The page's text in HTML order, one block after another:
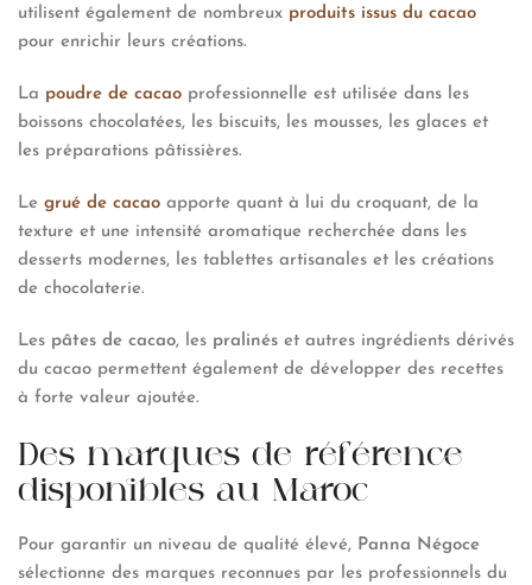
utilisent également de nombreux produits issus du cacao
pour enrichir leurs créations.
La poudre de cacao professionnelle est utilisée dans les
boissons chocolatées, les biscuits, les mousses, les glaces et
les préparations pâtissières.
Le grué de cacao apporte quant à lui du croquant, de la
texture et une intensité aromatique recherchée dans les
desserts modernes, les tablettes artisanales et les créations
de chocolaterie.
Les pâtes de cacao, les pralinés et autres ingrédients dérivés
du cacao permettent également de développer des recettes
à forte valeur ajoutée.
Des marques de référence
disponibles au Maroc
Pour garantir un niveau de qualité élevé, Panna Négoce
sélectionne des marques reconnues par les professionnels du